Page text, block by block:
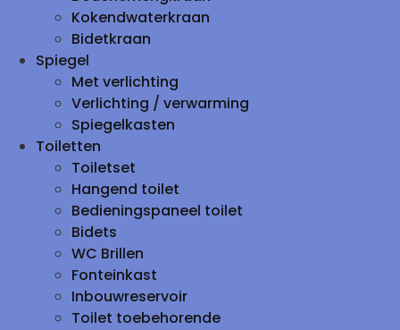
Kokendwaterkraan
Bidetkraan
Spiegel
Met verlichting
Verlichting / verwarming
Spiegelkasten
Toiletten
Toiletset
Hangend toilet
Bedieningspaneel toilet
Bidets
WC Brillen
Fonteinkast
Inbouwreservoir
Toilet toebehorende